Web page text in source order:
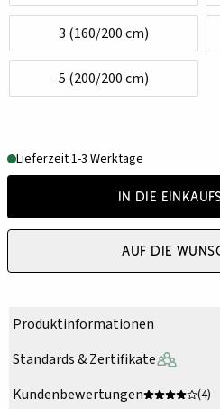
3 (160/200 cm)
5 (200/200 cm)
Lieferzeit 1-3 Werktage
In die
Auf die
Produktinformationen
Standards & Zertifikate
Kundenbewertungen
(4)